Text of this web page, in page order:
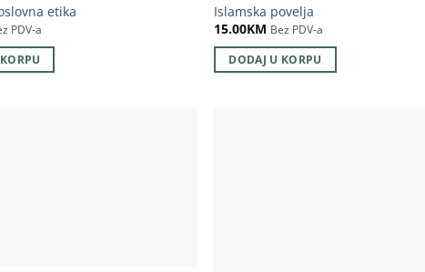
etika
PDV-a
Islamska povelja
15.00KM Bez PDV-a
DODAJ U KORPU